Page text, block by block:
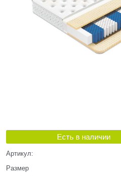
Есть в наличии
Артикул:
Размер